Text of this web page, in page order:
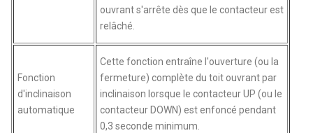
ouvrant s'arrête dès que le contacteur est
relâché.
Fonction
d'inclinaison
automatique
Cette fonction entraîne l'ouverture (ou la
fermeture) complète du toit ouvrant par
inclinaison lorsque le contacteur UP (ou le
contacteur DOWN) est enfoncé pendant
0,3 seconde minimum.